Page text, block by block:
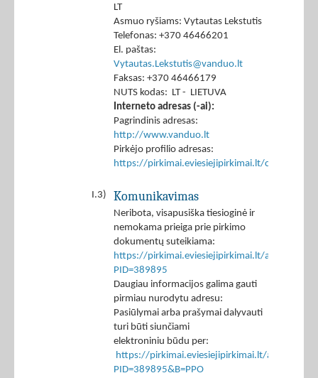
LT
Asmuo ryšiams: Vytautas Lekstutis
Telefonas: +370 46466201
El. paštas:
Vytautas.Lekstutis@vanduo.lt
Faksas: +370 46466179
NUTS kodas: LT - LIETUVA
Interneto adresas (-ai):
Pagrindinis adresas:
http://www.vanduo.lt
Pirkėjo profilio adresas:
https://pirkimai.eviesiejipirkimai.lt/ctm/
I.3) Komunikavimas
Neribota, visapusiška tiesioginė ir
nemokama prieiga prie pirkimo
dokumentų suteikiama:
https://pirkimai.eviesiejipirkimai.lt/app/rfq/
PID=389895
Daugiau informacijos galima gauti
pirmiau nurodytu adresu:
Pasiūlymai arba prašymai dalyvauti
turi būti siunčiami
elektroniniu būdu per:
https://pirkimai.eviesiejipirkimai.lt/app/rfq/
PID=389895&B=PPO